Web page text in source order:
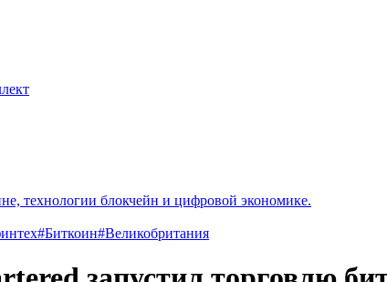
технологии блокчейн и цифровой экономике.
#Биткоин#Великобритания